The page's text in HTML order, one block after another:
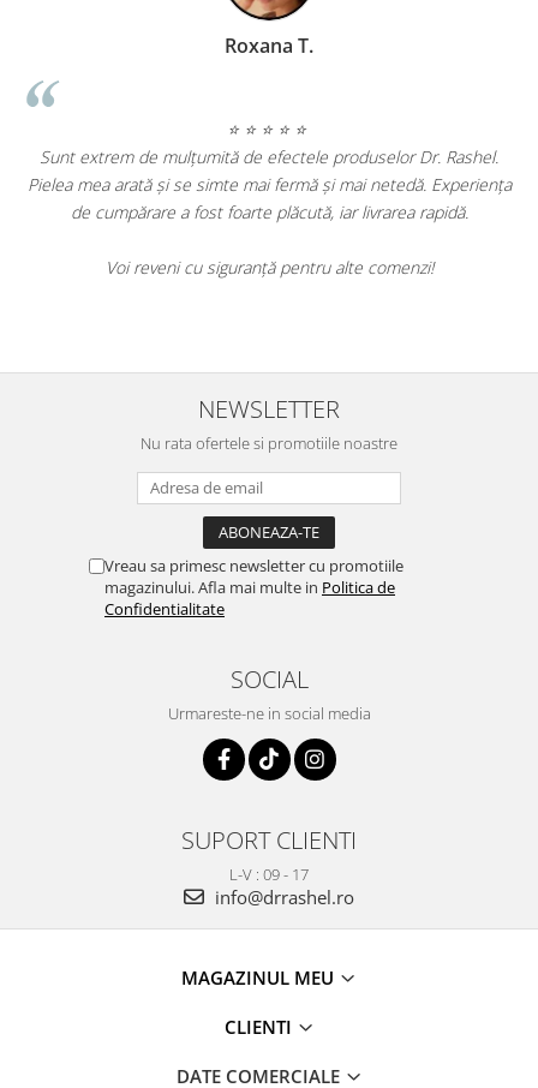
Dr. Rashel.
netedă. Experiența
rapidă.
Geanina Lungu Prezentator
Am încercat mai multe produse Dr. Rashel și
de rezultate. Tenul meu este vizibil mai
NEWSLETTER
Nu rata ofertele si promotiile noastre
Vreau sa primesc newsletter cu promotiile
magazinului. Afla mai multe in Politica de
Confidentialitate
SOCIAL
Urmareste-ne in social media
SUPORT CLIENTI
L-V : 09 - 17
info@drrashel.ro
MAGAZINUL MEU
CLIENTI
DATE COMERCIALE